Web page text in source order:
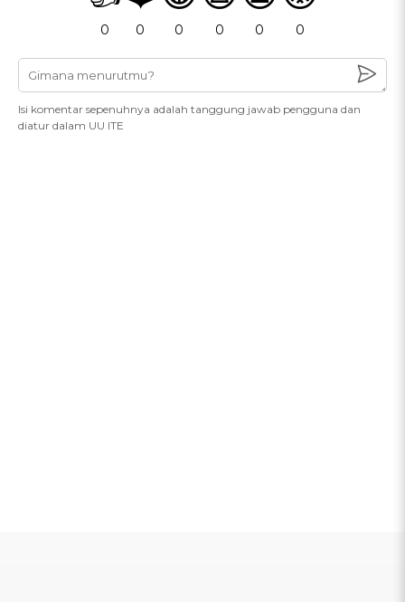
0 0 0 0 0 0
Isi komentar sepenuhnya adalah tanggung jawab pengguna dan
diatur dalam UU ITE